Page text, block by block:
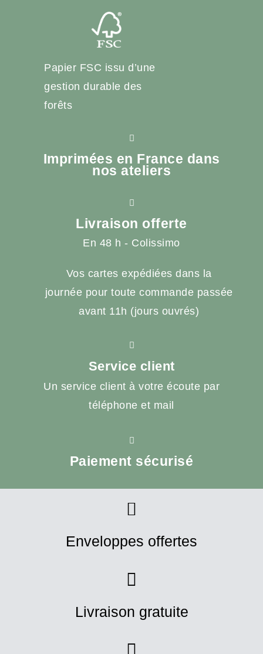
Papier FSC issu d’une
gestion durable des
forêts
Imprimées en France dans
nos ateliers
Livraison offerte
En 48 h - Colissimo
Vos cartes expédiées dans la
journée pour toute commande passée
avant 11h (jours ouvrés)
Service client
Un service client à votre écoute par
téléphone et mail
Paiement sécurisé
Enveloppes offertes
Livraison gratuite